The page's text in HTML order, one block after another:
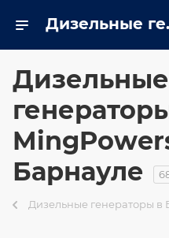
Дизельные
Дизельные
Барнауле
Дизельные генераторы в